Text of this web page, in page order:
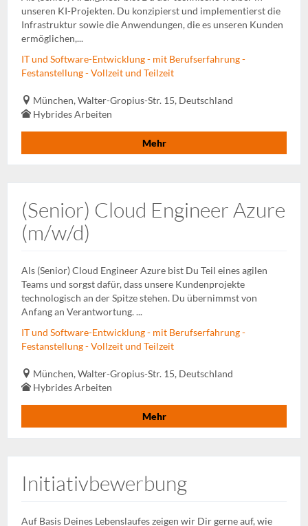
unseren KI-Projekten. Du konzipierst und implementierst die
Infrastruktur sowie die Anwendungen, die es unseren Kunden
ermöglichen,...
IT und Software-Entwicklung - mit Berufserfahrung -
Festanstellung - Vollzeit und Teilzeit
München, Walter-Gropius-Str. 15, Deutschland
Hybrides Arbeiten
Mehr
(Senior) Cloud Engineer Azure
(m/w/d)
Als (Senior) Cloud Engineer Azure bist Du Teil eines agilen
Teams und sorgst dafür, dass unsere Kundenprojekte
technologisch an der Spitze stehen. Du übernimmst von
Anfang an Verantwortung. ...
IT und Software-Entwicklung - mit Berufserfahrung -
Festanstellung - Vollzeit und Teilzeit
München, Walter-Gropius-Str. 15, Deutschland
Hybrides Arbeiten
Mehr
Initiativbewerbung
Auf Basis Deines Lebenslaufes zeigen wir Dir gerne auf, wie